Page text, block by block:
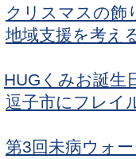
クリスマスの飾
地域支援を考え
HUGくみお誕生
逗子市にフレイ
第3回未病ウォ